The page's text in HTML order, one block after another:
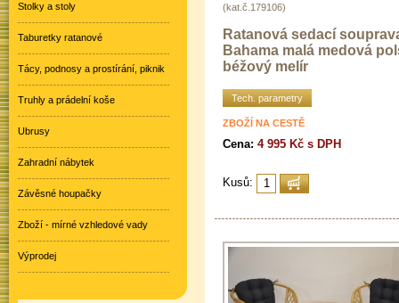
(kat.č.179106)
Ratanová sedací
Bahama malá medová
béžový melír
Tech. parametry
ZBOŽÍ NA CESTĚ
Cena: 4 995 Kč s DPH
Kusů:
Stolky a stoly
Taburetky ratanové
Tácy, podnosy a prostírání, piknik
Truhly a prádelní koše
Ubrusy
Zahradní nábytek
Závěsné houpačky
Zboží - mírné vzhledové vady
Výprodej